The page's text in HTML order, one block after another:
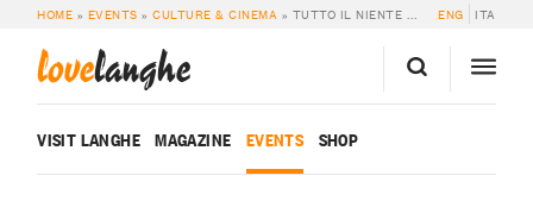
HOME » EVENTS »CULTURE & CINEMA » TUTTO IL NIENTE CHE HO DA PERDERE ENG ITA
lovelanghe
VISIT LANGHE MAGAZINE EVENTS SHOP